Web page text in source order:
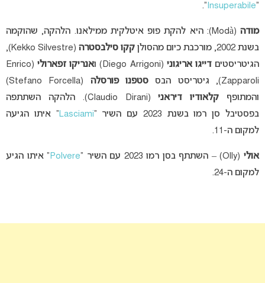
“
Insuperabile
“.
מודה
(Modà): היא להקת פופ איטלקית ממילאנו. הלהקה, שהוקמה
בשנת 2002, מורכבת כיום מהסולן
קקו סילבסטרה
(Kekko Silvestre),
הגיטריסטיםדייגו אריגוני (Diego Arrigoni) ו אנריקו זפארולי
(Enrico
Zapparoli), גיטריסט הבס
סטפנו פורסלה
(Stefano Forcella)
והמתופף קלאודיו דיראני
(Claudio Dirani). הלהקה השתתפה
בפסטיבל סן רמו בשנת 2023 עם השיר “
Lasciami” איתו הגיעה
למקום ה-11.
אולי(Olly) – השתתף בסן רמו 2023 עם השיר “ Polvere ” איתו הגיע
למקום ה-24.